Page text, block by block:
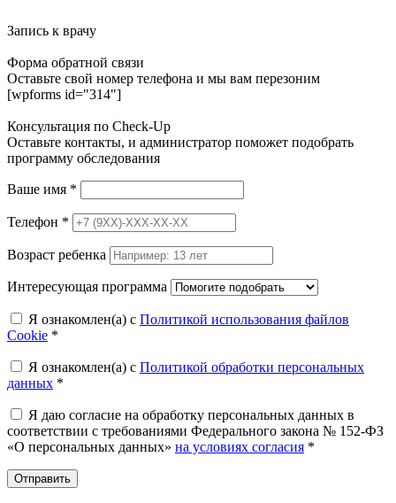
Запись к врачу
Форма обратной связи
Оставьте свой номер телефона и мы вам перезоним
[wpforms id="314"]
Консультация по Check-Up
Оставьте контакты, и администратор поможет подобрать
программу обследования
Ваше имя *
Телефон *
Возраст ребенка
Интересующая программа
Я ознакомлен(а) с Политикой использования файлов
Cookie *
Я ознакомлен(а) с Политикой обработки персональных
данных *
Я даю согласие на обработку персональных данных в
соответствии с требованиями Федерального закона № 152-ФЗ
«О персональных данных» на условиях согласия *
Отправить